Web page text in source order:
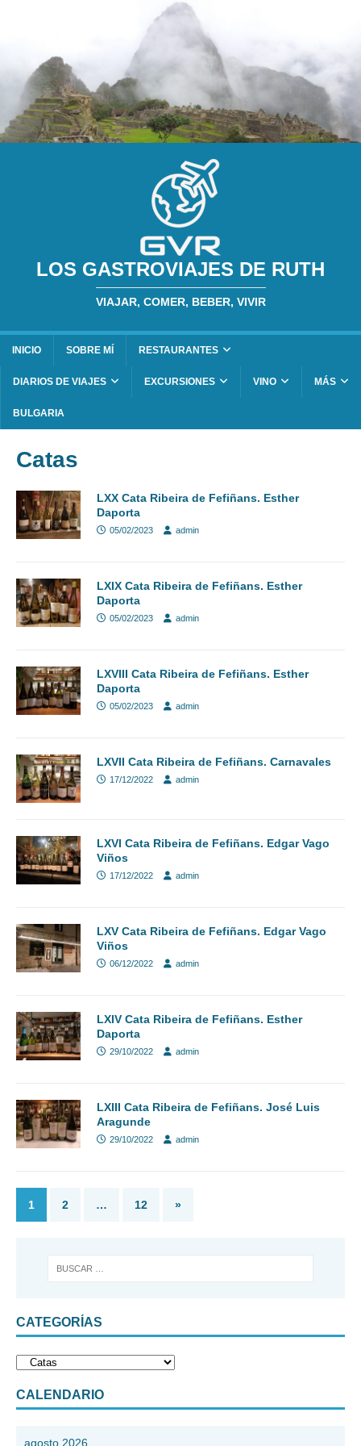
LOS GASTROVIAJES DE RUTH
VIAJAR, COMER, BEBER, VIVIR
INICIO SOBRE MÍ RESTAURANTES
DIARIOS DE VIAJES EXCURSIONES VINO MÁS
BULGARIA
Catas
LXX Cata Ribeira de Fefiñans. Esther
Daporta
05/02/2023 admin
LXIX Cata Ribeira de Fefiñans. Esther
Daporta
05/02/2023 admin
LXVIII Cata Ribeira de Fefiñans. Esther
Daporta
05/02/2023 admin
LXVII Cata Ribeira de Fefiñans. Carnavales
17/12/2022 admin
LXVI Cata Ribeira de Fefiñans. Edgar Vago
Viños
17/12/2022 admin
LXV Cata Ribeira de Fefiñans. Edgar Vago
Viños
06/12/2022 admin
LXIV Cata Ribeira de Fefiñans. Esther
Daporta
29/10/2022 admin
LXIII Cata Ribeira de Fefiñans. José Luis
Aragunde
29/10/2022 admin
1 2 … 12 »
CATEGORÍAS
CALENDARIO
agosto 2026